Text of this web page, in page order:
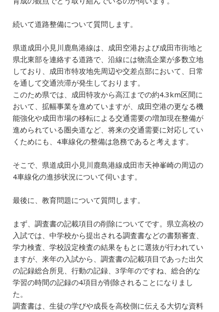
続いて道路整備について質問します。
県道成田小見川鹿島港線は、成田空港および成田市街地と
県北東部を連絡する道路で、沿線には物流企業が多数立地
しており、成田市特攻地先周辺や交差点部において、日常
を通して交通渋滞が発生しております。
このため県では、成田特攻から高江までの約4.3km区間に
おいて、拡幅事業を進めていますが、成田空港の更なる機
能強化や成田市場の移転による交通需要の増加現在整備が
進められている圏央道など、将来の交通需要に対応してい
くためにも、4車線化の整備は急務であると考えます。
そこで、県道成田小見川鹿島港線成田市天神峯崎の周辺の
4車線化の進捗状況について伺います。
最後に、教育問題について質問します。
まず、調査書の記載項目の削除についてです。県立高校の
入試では、中学校から提出される調査書などの書類審査、
学力検査、学校設定検査の結果をもとに選抜が行われてい
ますが、来年の入試から、調査書の記載項目であった出欠
の記録総合所見、行動の記録、3学年のですね、総合的な
学習の時間の記録の4項目が削除されることになりまし
た。
調査書は、生徒の学びや成長を高校側に伝える大切な資料